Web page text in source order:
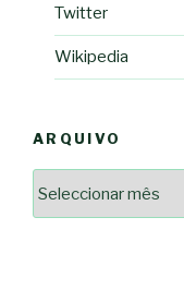
Twitter
Wikipedia
ARQUIVO